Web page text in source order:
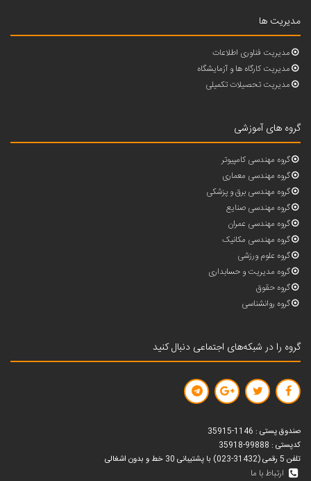
مدیریت ها
مدیریت فناوری اطلاعات
مدیریت کارگاه ها و آزمایشگاه
مدیریت تحصیلات تکمیلی
گروه های آموزشی
گروه مهندسی کامپیوتر
گروه مهندسی معماری
گروه مهندسی برق و پزشکی
گروه مهندسی صنایع
گروه مهندسی عمران
گروه مهندسی مکانیک
گروه علوم ورزشی
گروه مدیریت و حسابداری
گروه حقوق
گروه روانشناسی
گروه را در شبکه‌های اجتماعی دنبال کنید
صندوق پستی : 1146-35915
کدپستی : 99888-35918
تلفن 5 رقمی (31432-023) با پشتیبانی 30 خط و بدون اشغالی
ارتباط با ما